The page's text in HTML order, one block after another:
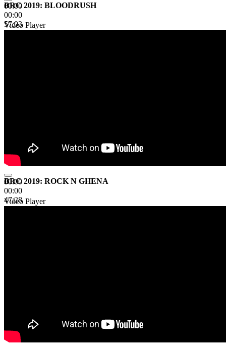
00:00
00:00
57:03
BRC 2019: BLOODRUSH
Video Player
00:00
00:00
47:28
BRC 2019: ROCK N GHENA
Video Player